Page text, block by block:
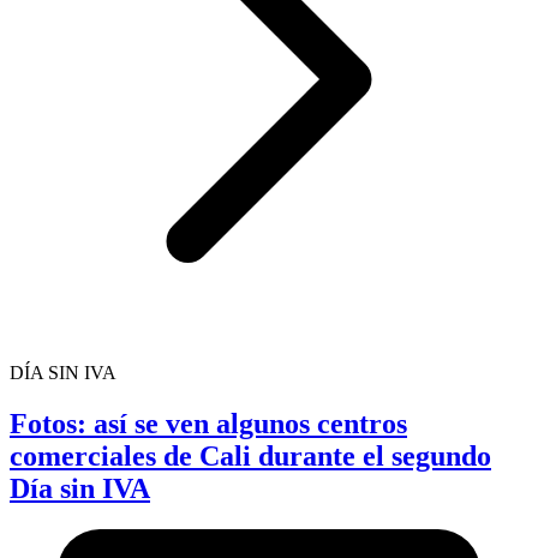
DÍA SIN IVA
Fotos: así se ven algunos centros
comerciales de Cali durante el segundo
Día sin IVA